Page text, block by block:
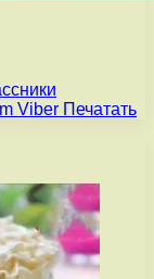
Viber Печатать